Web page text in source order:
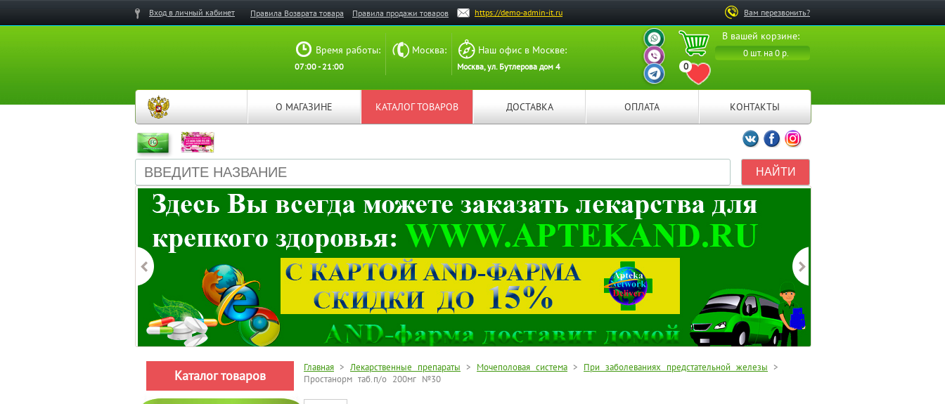
Вам перезвонить?
Вход в личный кабинет Правила Возврата товара Правила продажи товаров https://demo-admin-it.ru
В вашей корзине:
0 шт. на 0 р.
0
ПЕРЕЙТИ В ИЗБРАННОЕ
ВАШ ПЕРСОНАЛЬНЫЙ
МЕНЕДЖЕР
ВАШ ПЕРСОНАЛЬНЫЙ
МЕНЕДЖЕР
ВАШ ПЕРСОНАЛЬНЫЙ
МЕНЕДЖЕР
Время работы:
07:00 - 21:00
Москва: Наш офис в Москве:
Москва, ул. Бутлерова дом 4
О МАГАЗИНЕ КАТАЛОГ ТОВАРОВ ДОСТАВКА ОПЛАТА КОНТАКТЫ
Мы ВКонтакте
Мы на Facebook
Мы в Instagramm
Каталог товаров
Главная > Лекарственные препараты > Мочеполовая система > При заболеваниях предстательной железы >
Простанорм таб.п/о 200мг №30